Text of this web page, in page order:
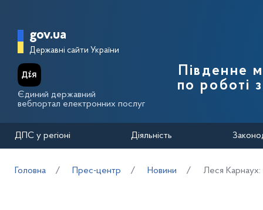
Головна сторінка Державної
gov.ua
Державні сайти України
Єдиний державний
вебпортал електронних послуг
Південне
по роботі
ДПС у регіоні Діяльність
Головна Прес-центр Новини Леся Карнаух: